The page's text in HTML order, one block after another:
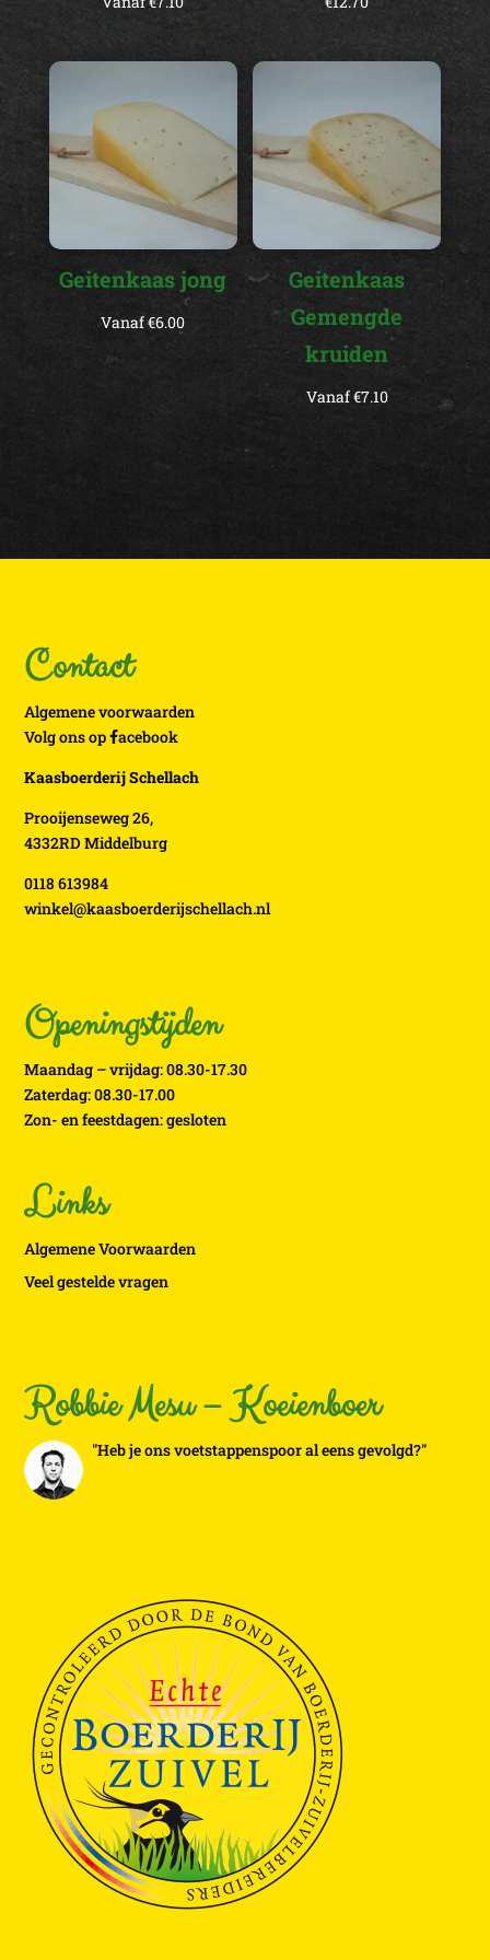
Geitenkaas jong
Vanaf€6.00
Geitenkaas
Gemengde
kruiden
Vanaf€7.10
Contact
Algemene voorwaarden
Volg ons op acebook
Kaasboerderij Schellach
Prooijenseweg 26,
4332RD Middelburg
0118 613984
winkel@kaasboerderijschellach.nl
Openingstijden
Maandag – vrijdag: 08.30-17.30
Zaterdag: 08.30-17.00
Zon- en feestdagen: gesloten
Links
Algemene Voorwaarden
Veel gestelde vragen
Robbie Mesu – Koeienboer
"Heb je ons voetstappenspoor al eens gevolgd?"